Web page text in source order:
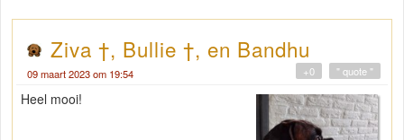
Ziva †, Bullie †, en Bandhu
09 maart 2023 om 19:54 " quote "
+0
Heel mooi!